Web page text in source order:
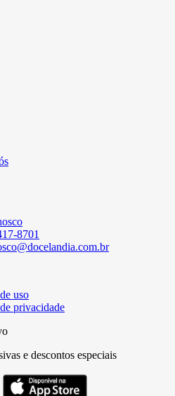
8701
uso
privacidade
e descontos especiais